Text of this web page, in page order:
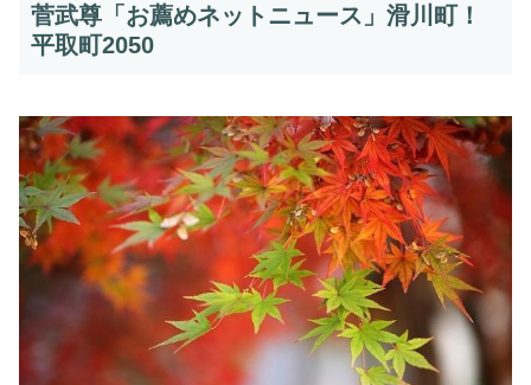
菅武尊「お薦めネットニュース」滑川町！
平取町2050